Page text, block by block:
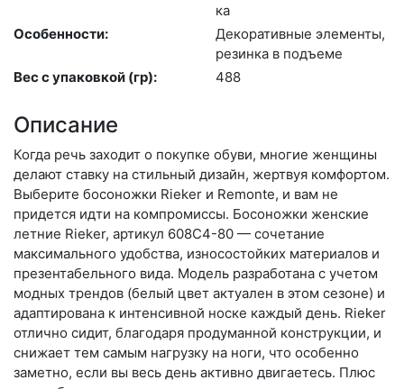
ка
Особенности:
Де­кора­тив­ные эле­мен­ты,
ре­зин­ка в подъ­еме
Вес с упаковкой (гр):
488
Описание
Когда речь заходит о покупке обуви, многие женщины
делают ставку на стильный дизайн, жертвуя комфортом.
Выберите бо­сонож­ки Rieker и Remonte, и вам не
придется идти на компромиссы. Босоножки женские
летние Rieker, артикул 608C4-80 — сочетание
максимального удобства, износостойких материалов и
презентабельного вида. Модель разработана с учетом
модных трендов (бе­лый цвет актуален в этом сезоне) и
адаптирована к интенсивной носке каждый день. Ri­eker
отлично сидит, благодаря продуманной конструкции, и
снижает тем самым нагрузку на ноги, что особенно
заметно, если вы весь день активно двигаетесь. Плюс